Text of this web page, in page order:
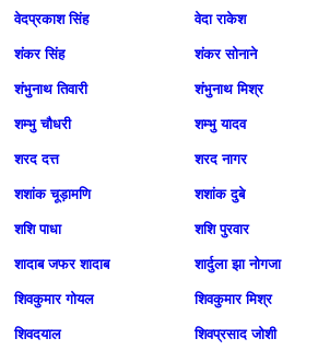
वेदप्रकाश सिंह वेदा राकेश
शंकर सिंह शंकर सोनाने
शंभुनाथ तिवारी शंभुनाथ मिश्र
शम्भु चौधरी शम्भु यादव
शरद दत्त शरद नागर
शशांक चूड़ामणि शशांक दुबे
शशि पाधा शशि पुरवार
शादाब जफर शादाब शार्दुला झा नोगजा
शिवकुमार गोयल शिवकुमार मिश्र
शिवदयाल शिवप्रसाद जोशी